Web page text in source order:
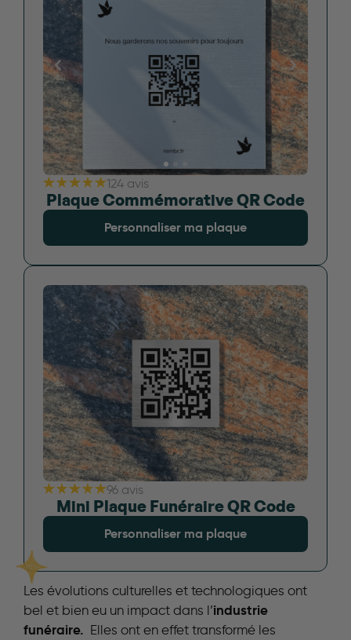
124 avis
Plaque Commémorative QR Code
Personnaliser ma plaque
96 avis
Mini Plaque Funéraire QR Code
Personnaliser ma plaque
Les évolutions culturelles et technologiques ont
bel et bien eu un impact dans l’industrie
funéraire. Elles ont en effet transformé les